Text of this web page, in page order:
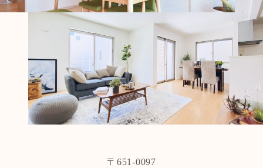
〒651-0097